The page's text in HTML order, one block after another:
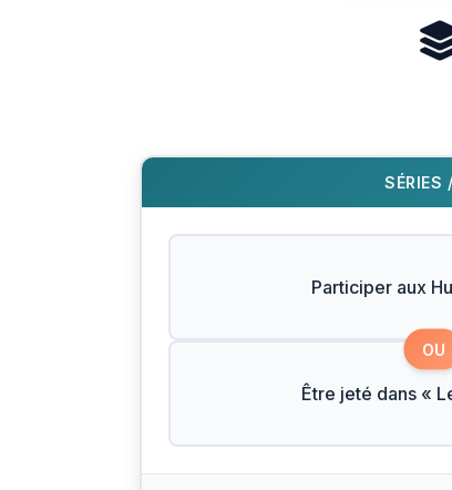
SÉRIES
Participer aux
OU
Être jeté dans «